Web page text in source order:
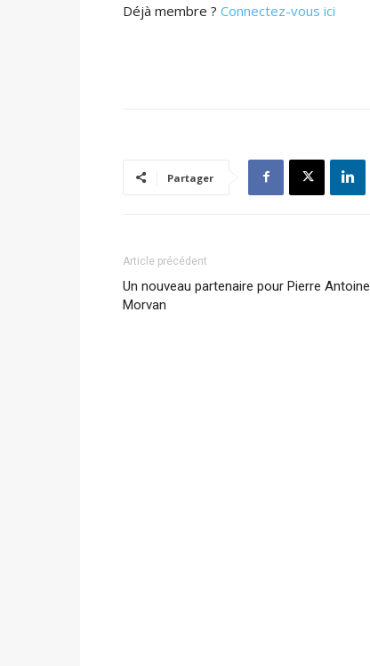
Déjà membre ? Connectez-vous ici
Partager
Article précédent
Un nouveau partenaire pour Pierre Antoine
Morvan